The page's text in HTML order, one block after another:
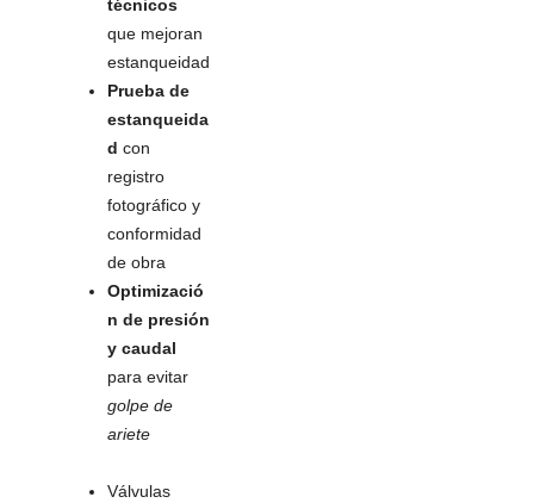
técnicos
que mejoran
estanqueidad
Prueba de
estanqueida
d con
registro
fotográfico y
conformidad
de obra
Optimizació
n de presión
y caudal
para evitar
golpe de
ariete
Válvulas